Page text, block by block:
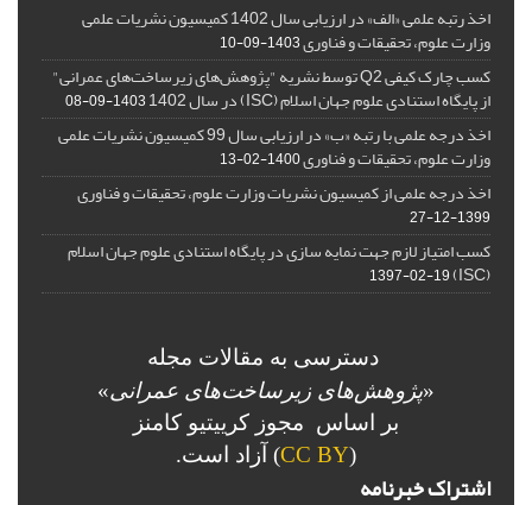
اخذ رتبه علمی «الف» در ارزیابی سال 1402 کمیسیون نشریات علمی
وزارت علوم، تحقیقات و فناوری1403-09-10
کسب چارک کیفی Q2 توسط نشریه "پژوهش‌های زیرساخت‌های عمرانی"
از پایگاه استنادی علوم جهان اسلام (ISC) در سال 1402 1403-09-08
اخذ درجه علمی با رتبه «ب» در ارزیابی سال 99 کمیسیون نشریات علمی
وزارت علوم، تحقیقات و فناوری1400-02-13
اخذ درجه علمی از کمیسیون نشریات وزارت علوم، تحقیقات و فناوری
1399-12-27
کسب امتیاز لازم جهت نمایه سازی در پایگاه استنادی علوم جهان اسلام
(ISC)
1397-02-19
دسترسی به مقالات مجله
«پژوهش‌های زیرساخت‌های عمرانی»
بر اساس مجوز کرییتیو کامنز
(
CC BY) آزاد است.
اشتراک خبرنامه